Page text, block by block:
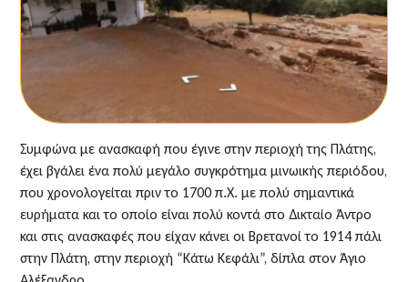
Συμφώνα με ανασκαφή που έγινε στην περιοχή της Πλάτης,
έχει βγάλει ένα πολύ μεγάλο συγκρότημα μινωικής περιόδου,
που χρονολογείται πριν το 1700 π.Χ. με πολύ σημαντικά
ευρήματα και το οποίο είναι πολύ κοντά στο Δικταίο Άντρο
και στις ανασκαφές που είχαν κάνει οι Βρετανοί το 1914 πάλι
στην Πλάτη, στην περιοχή “Κάτω Κεφάλι”, δίπλα στον Άγιο